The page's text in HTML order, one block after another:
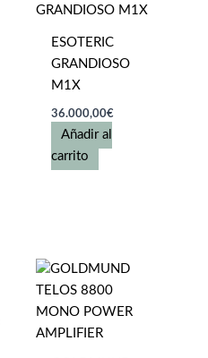
ESOTERIC
GRANDIOSO
M1X
36.000,00€
Añadir al
carrito